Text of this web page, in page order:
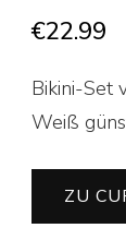
€22.99
Bikini-Set
Weiß
ZU